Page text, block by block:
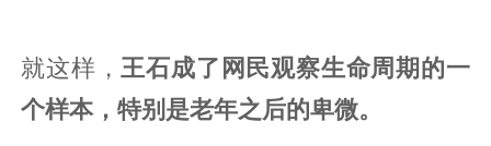
就这样， 王石成了网民观察生命周期的一
个样本，特别是老年之后的卑微。